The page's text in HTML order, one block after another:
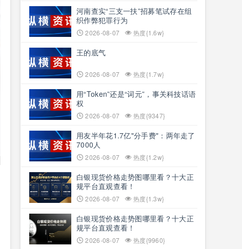
河南查实“三支一扶”招募笔试存在组
织作弊犯罪行为
2026-08-07 热度{1.6w}
王的底气
2026-08-07 热度{1.7w}
用“Token”还是“词元”，事关科技话语
权
2026-08-07 热度{9347}
用友半年花1.7亿"分手费"：两年走了
7000人
2026-08-07 热度{1.2w}
白银现货价格走势图哪里看？十大正
规平台直观查看！
2026-08-07 热度{1.3w}
白银现货价格走势图哪里看？十大正
规平台直观查看！
2026-08-07 热度{9960}